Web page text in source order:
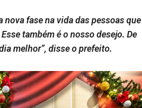
fase na vida das pessoas que
também é o nosso desejo. De
melhor”, disse o prefeito.